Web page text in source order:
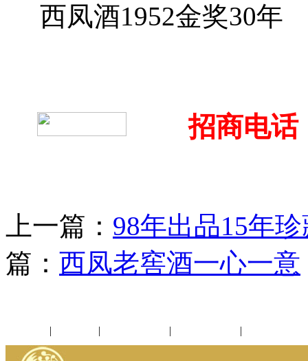
西凤酒1952金奖30年
招商电话
上一篇： 98年出品15年
篇： 西凤老窖酒一心一意
| | | |